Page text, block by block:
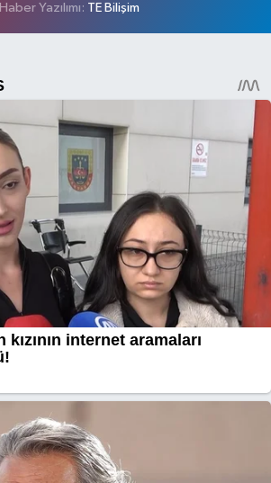
Haber Yazılımı: TE Bilişim